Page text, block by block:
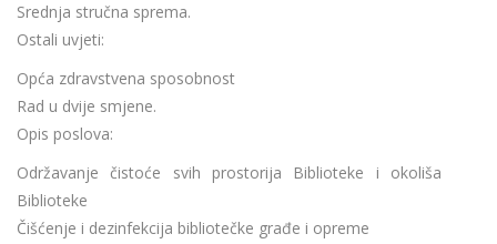
Srednja stručna sprema.
Ostali uvjeti:
Opća zdravstvena sposobnost
Rad u dvije smjene.
Opis poslova:
Održavanje čistoće svih prostorija Biblioteke i okoliša
Biblioteke
Čišćenje i dezinfekcija bibliotečke građe i opreme